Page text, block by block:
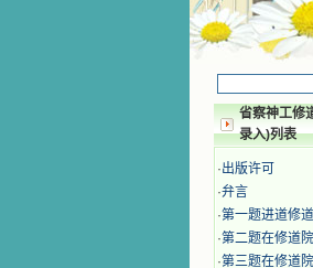
省察神工修
录入)列表
·出版许可
·弁言
·第一题进道修
·第二题在修道
·第三题在修道